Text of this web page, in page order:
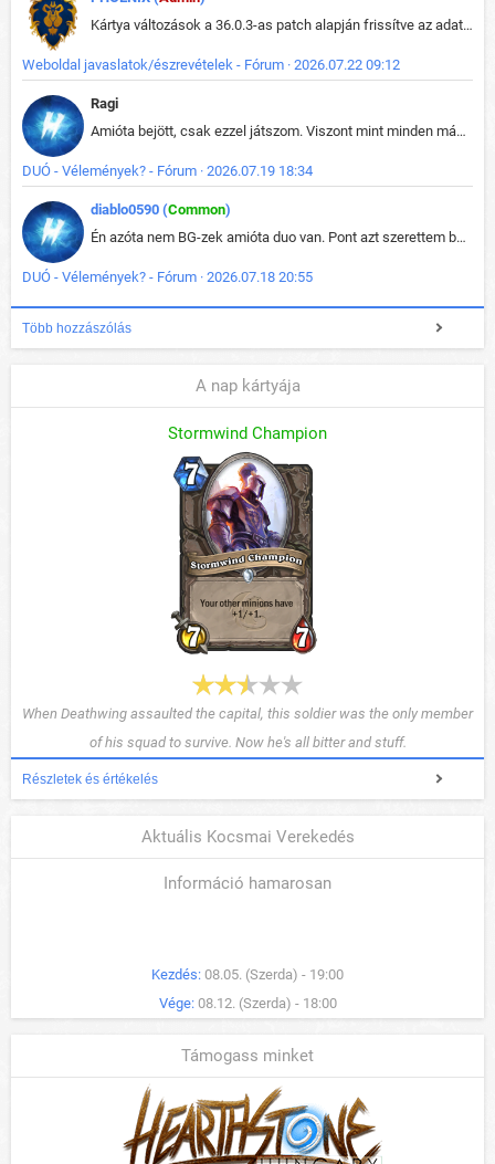
Kártya változások a 36.0.3-as patch alapján frissítve az adatbázisban (képek is cserélve).
Weboldal javaslatok/észrevételek - Fórum · 2026.07.22 09:12
Ragi
Amióta bejött, csak ezzel játszom. Viszont mint minden más - akár az alapjáték is, ez is baromira összetett lett. Néha már pár kör után is esélytelen az egész. Vagy irreállisan túltápol valaki, vagy lelép a partner, vagy csak hülye mint a segg. És amikor eljönne az én időm, na akkor jön el mindenki másé is. Engem jobban érdekelne, hogy ki milyen ratingen szokott játszani. Na ez lenne egy érdekes adat.
DUÓ - Vélemények? - Fórum · 2026.07.19 18:34
diablo0590 (Common)
Én azóta nem BG-zek amióta duo van. Pont azt szerettem benne, hogy rajtam múlik mi történik, nem pedig a társamon. Kérem vissza a régi BG-t :D
DUÓ - Vélemények? - Fórum · 2026.07.18 20:55
Több hozzászólás
A nap kártyája
Stormwind Champion
When Deathwing assaulted the capital, this soldier was the only member
of his squad to survive. Now he's all bitter and stuff.
Részletek és értékelés
Aktuális Kocsmai Verekedés
Információ hamarosan
Kezdés: 08.05. (Szerda) - 19:00
Vége: 08.12. (Szerda) - 18:00
Támogass minket